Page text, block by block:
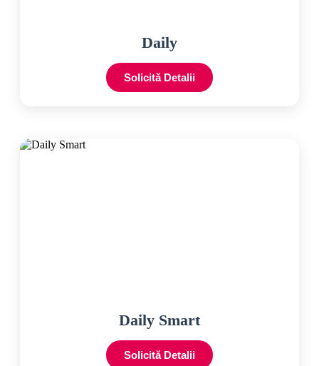
Daily
Solicită Detalii
Daily Smart
Solicită Detalii